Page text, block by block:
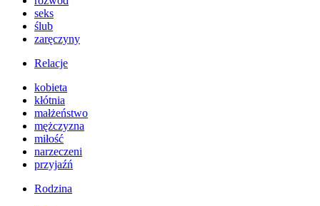
seks
ślub
zaręczyny
Relacje
kobieta
kłótnia
małżeństwo
mężczyzna
miłość
narzeczeni
przyjaźń
Rodzina